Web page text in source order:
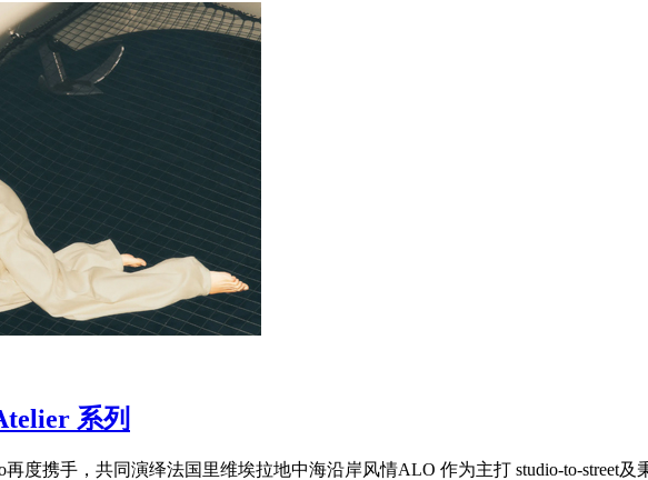
系列
再度携手，共同演绎法国里维埃拉地中海沿岸风情ALO 作为主打 studio-to-street及